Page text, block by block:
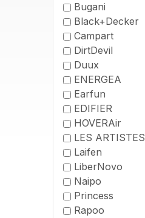
Bugani
Black+Decker
Campart
DirtDevil
Duux
ENERGEA
Earfun
EDIFIER
HOVERAir
LES ARTISTES
Laifen
LiberNovo
Naipo
Princess
Rapoo